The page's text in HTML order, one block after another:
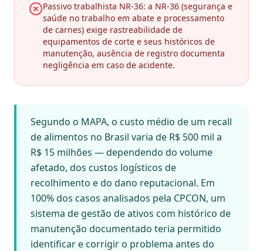
Passivo trabalhista NR-36: a NR-36 (segurança e
saúde no trabalho em abate e processamento
de carnes) exige rastreabilidade de
equipamentos de corte e seus históricos de
manutenção, ausência de registro documenta
negligência em caso de acidente.
Segundo o MAPA, o custo médio de um recall
de alimentos no Brasil varia de R$ 500 mil a
R$ 15 milhões — dependendo do volume
afetado, dos custos logísticos de
recolhimento e do dano reputacional. Em
100% dos casos analisados pela CPCON, um
sistema de gestão de ativos com histórico de
manutenção documentado teria permitido
identificar e corrigir o problema antes do